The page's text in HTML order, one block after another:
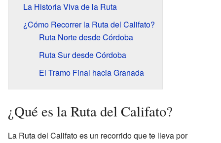
La Historia Viva de la Ruta
¿Cómo Recorrer la Ruta del Califato?
Ruta Norte desde Córdoba
Ruta Sur desde Córdoba
El Tramo Final hacia Granada
¿Qué es la Ruta del Califato?
La Ruta del Califato es un recorrido que te lleva por